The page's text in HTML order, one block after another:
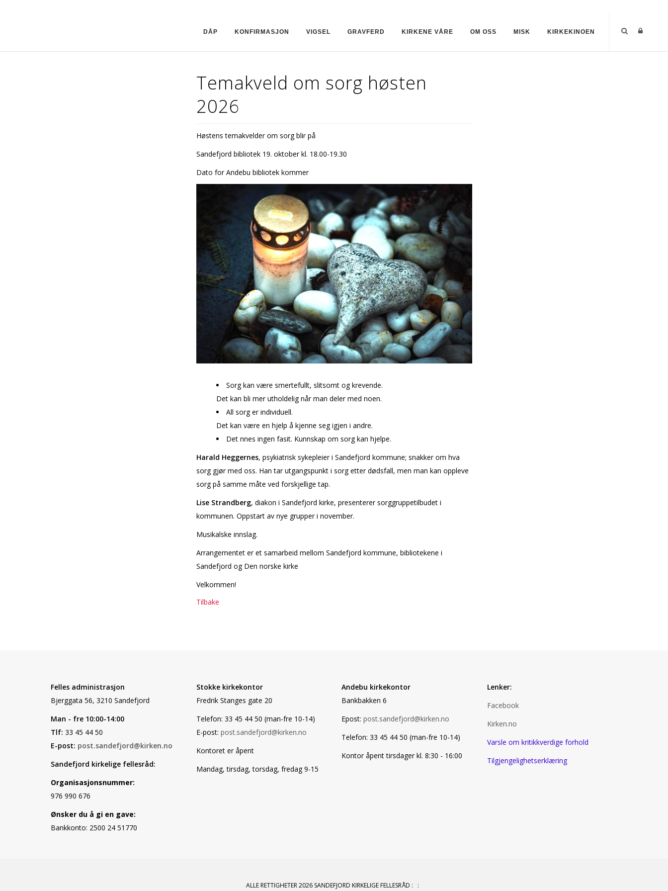
DÅP KONFIRMASJON VIGSEL GRAVFERD KIRKENE VÅRE OM OSS MISK KIRKEKINOEN
Temakveld om sorg høsten
2026
Høstens temakvelder om sorg blir på
Sandefjord bibliotek 19. oktober kl. 18.00-19.30
Dato for Andebu bibliotek kommer
Sorg kan være smertefullt, slitsomt og krevende.
Det kan bli mer utholdelig når man deler med noen.
All sorg er individuell.
Det kan være en hjelp å kjenne seg igjen i andre.
Det finnes ingen fasit. Kunnskap om sorg kan hjelpe.
Harald Heggernes, psykiatrisk sykepleier i Sandefjord kommune; snakker om hva
sorg gjør med oss. Han tar utgangspunkt i sorg etter dødsfall, men man kan oppleve
sorg på samme måte ved forskjellige tap.
Lise Strandberg, diakon i Sandefjord kirke, presenterer sorggruppetilbudet i
kommunen. Oppstart av nye grupper i november.
Musikalske innslag.
Arrangementet er et samarbeid mellom Sandefjord kommune, bibliotekene i
Sandefjord og Den norske kirke
Velkommen!
Tilbake
Felles administrasjon
Bjerggata 56, 3210 Sandefjord
Man - fre 10:00-14:00
Tlf: 33 45 44 50
E-post: post.sandefjord@kirken.no
Sandefjord kirkelige fellesråd:
Organisasjonsnummer:
976 990 676
Ønsker du å gi en gave:
Bankkonto: 2500 24 51770
Stokke kirkekontor
Fredrik Stanges gate 20
Telefon: 33 45 44 50 (man-fre 10-14)
E-post: post.sandefjord@kirken.no
Kontoret er åpent
Mandag, tirsdag, torsdag, fredag 9-15
Andebu kirkekontor
Bankbakken 6
Epost: post.sandefjord@kirken.no
Telefon: 33 45 44 50 (man-fre 10-14)
Kontor åpent tirsdager kl. 8:30 - 16:00
Lenker:
Facebook
Kirken.no
Varsle om kritikkverdige forhold
Tilgjengelighetserklæring
ALLE RETTIGHETER 2026 SANDEFJORD KIRKELIGE FELLESRÅD : :